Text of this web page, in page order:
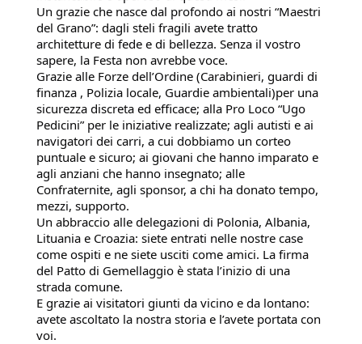
Un grazie che nasce dal profondo ai nostri “Maestri
del Grano”: dagli steli fragili avete tratto
architetture di fede e di bellezza. Senza il vostro
sapere, la Festa non avrebbe voce.
Grazie alle Forze dell’Ordine (Carabinieri, guardi di
finanza , Polizia locale, Guardie ambientali)per una
sicurezza discreta ed efficace; alla Pro Loco “Ugo
Pedicini” per le iniziative realizzate; agli autisti e ai
navigatori dei carri, a cui dobbiamo un corteo
puntuale e sicuro; ai giovani che hanno imparato e
agli anziani che hanno insegnato; alle
Confraternite, agli sponsor, a chi ha donato tempo,
mezzi, supporto.
Un abbraccio alle delegazioni di Polonia, Albania,
Lituania e Croazia: siete entrati nelle nostre case
come ospiti e ne siete usciti come amici. La firma
del Patto di Gemellaggio è stata l’inizio di una
strada comune.
E grazie ai visitatori giunti da vicino e da lontano:
avete ascoltato la nostra storia e l’avete portata con
voi.